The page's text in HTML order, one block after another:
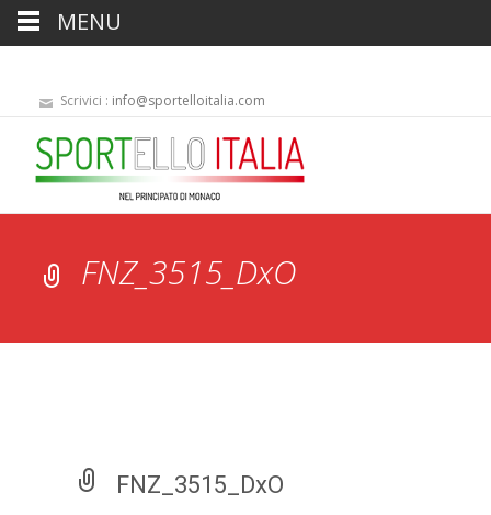
Scrivici : info@sportelloitalia.com
FNZ_3515_DxO
FNZ_3515_DxO
MENU